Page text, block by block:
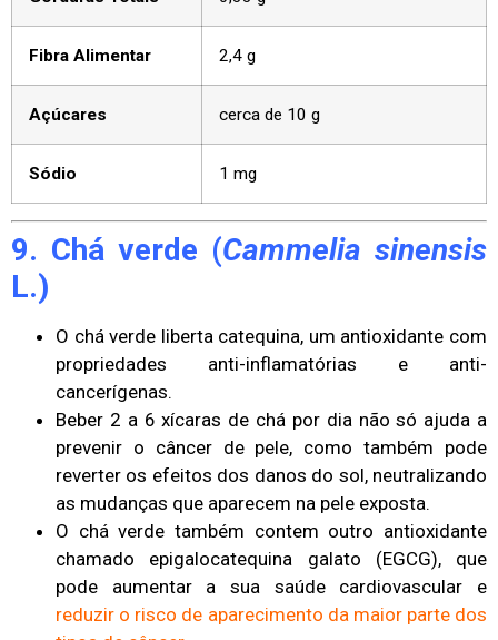
Fibra Alimentar 2,4 g
Açúcares cerca de 10 g
Sódio 1 mg
9. Chá verde (Cammelia sinensis
L.)
O chá verde liberta catequina, um antioxidante com
propriedades anti-inflamatórias e anti-
cancerígenas.
Beber 2 a 6 xícaras de chá por dia não só ajuda a
prevenir o câncer de pele, como também pode
reverter os efeitos dos danos do sol, neutralizando
as mudanças que aparecem na pele exposta.
O chá verde também contem outro antioxidante
chamado epigalocatequina galato (EGCG), que
pode aumentar a sua saúde cardiovascular e
reduzir o risco de aparecimento da maior parte dos